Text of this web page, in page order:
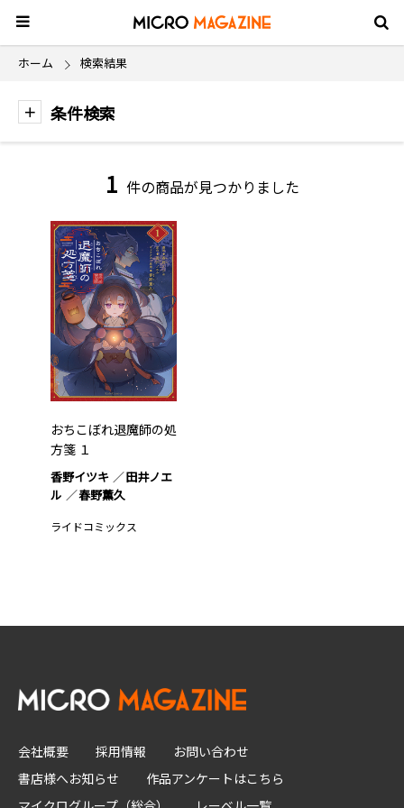
ホーム 検索結果
条件検索
1 件の商品が見つかりました
おちこぼれ退魔師の処
方箋 １
香野イツキ
田井ノエ
ル
春野薫久
ライドコミックス
会社概要 採用情報
お問い合わせ
書店様へお知らせ
作品アンケートはこちら